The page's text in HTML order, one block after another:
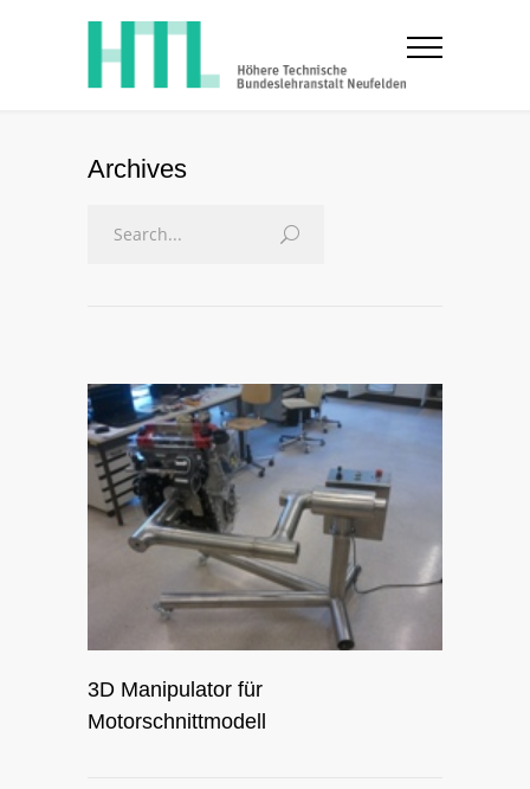
Archives
3D Manipulator für
Motorschnittmodell